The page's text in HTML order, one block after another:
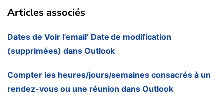
Articles associés
Dates de Voir l'email’ Date de modification
(supprimées) dans Outlook
Compter les heures/jours/semaines consacrés à un
rendez-vous ou une réunion dans Outlook